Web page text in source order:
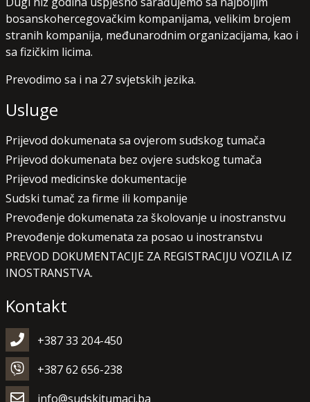
bosanskohercegovačkim kompanijama, velikim brojem
stranih kompanija, međunarodnim organizacijama, kao i
sa fizičkim licima.
Prevodimo sa i na 27 svjetskih jezika.
Usluge
Prijevod dokumenata sa ovjerom sudskog tumača
Prijevod dokumenata bez ovjere sudskog tumača
Prijevod medicinske dokumentacije
Sudski tumač za firme ili kompanije
Prevođenje dokumenata za školovanje u inostranstvu
Prevođenje dokumenata za posao u inostranstvu
PREVOD DOKUMENTACIJE ZA REGISTRACIJU VOZILA IZ
INOSTRANSTVA.
Kontakt
+387 33 204-450
+387 62 656-238
info@sudskitumaci.ba